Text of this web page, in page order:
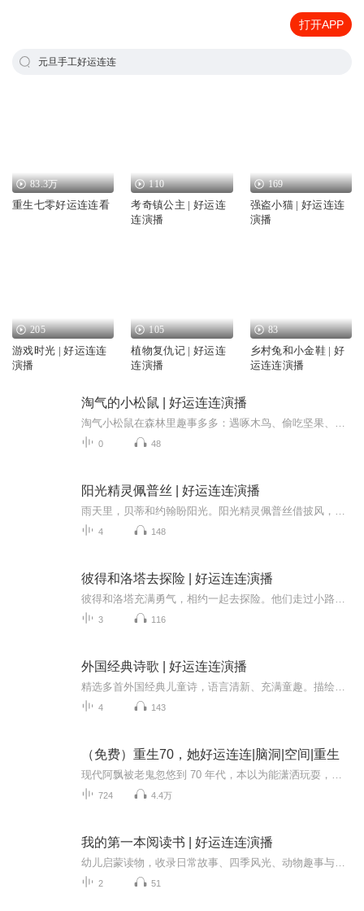
打开APP
元旦手工好运连连
83.3万
重生七零好运连连看
110
考奇镇公主 | 好运连
连演播
169
强盗小猫 | 好运连连
演播
205
游戏时光 | 好运连连
演播
105
植物复仇记 | 好运连
连演播
83
乡村兔和小金鞋 | 好
运连连演播
淘气的小松鼠 | 好运连连演播
0 48
阳光精灵佩普丝 | 好运连连演播
4 148
彼得和洛塔去探险 | 好运连连演播
3 116
外国经典诗歌 | 好运连连演播
4 143
（免费）重生70，她好运连连|脑洞|空间|重生
724 4.4万
我的第一本阅读书 | 好运连连演播
2 51